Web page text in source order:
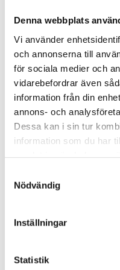
Denna webbplats
Vi använder
och annonserna till
för sociala medier och
vidarebefordrar även
information från din
annons- och
Dessa kan i sin tur
information som du har
Nödvändig
Inställningar
Statistik
Regeringen
Kritiserade